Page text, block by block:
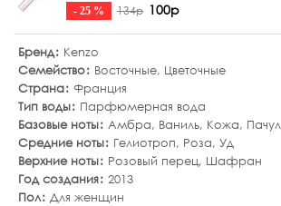
- 25 % 134р 100р
Бренд
Kenzo
Семейство
Восточные, Цветочные
Страна Франция
Тип воды
Парфюмерная вода
Базовые ноты Амбра, Ваниль, Кожа,
Средние ноты
Гелиотроп, Роза, Уд
Верхние ноты
Розовый перец, Шафран
Год создания 2013
Пол Для женщин